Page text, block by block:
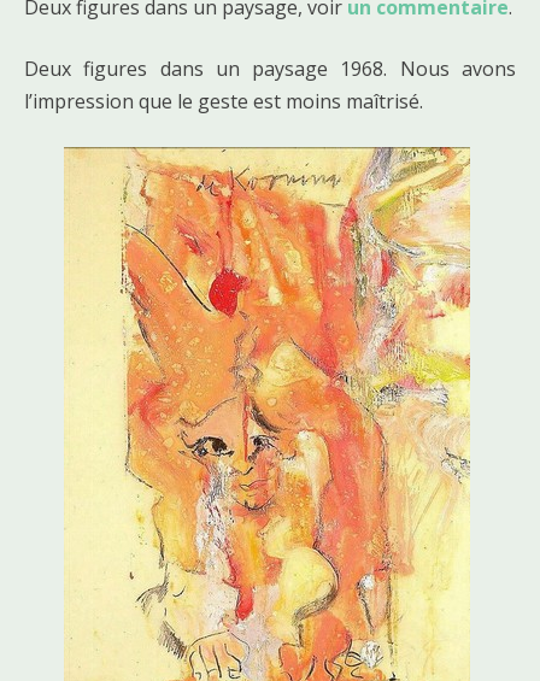
Deux figures dans un paysage, voir un commentaire.
Deux figures dans un paysage 1968. Nous avons
l’impression que le geste est moins maîtrisé.